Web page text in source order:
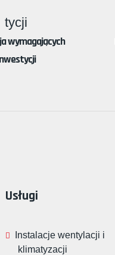
wymagających
Usługi
Instalacje wentylacji i
klimatyzacji